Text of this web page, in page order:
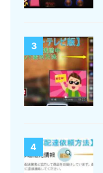
3
4